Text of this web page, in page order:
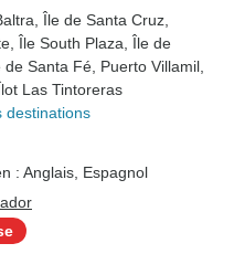
, Île de Santa Cruz
, Île South Plaza , Île de
de Santa Fé , Puerto Villamil
Îlot Las Tintoreras
destinations
: Anglais, Espagnol